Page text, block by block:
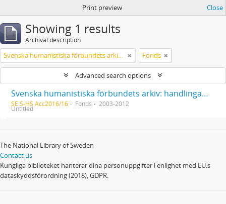
Print preview Close
Showing 1 results
Archival description
Svenska humanistiska förbundets arkiv: handlingar 2003-2012 Fonds
Advanced search options
Svenska humanistiska förbundets arkiv: handlingar 2003-2012
SE S-HS Acc2016/16 Fonds 2003-2012
Untitled
The National Library of Sweden
Contact us
Kungliga biblioteket hanterar dina personuppgifter i enlighet med EU:s
dataskyddsförordning (2018), GDPR.